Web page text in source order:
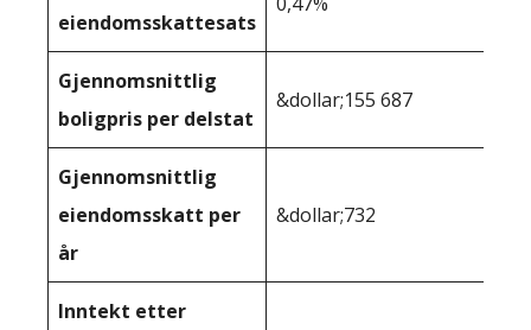
eiendomsskattesats
Gjennomsnittlig
boligpris per delstat
&dollar;155 687
Gjennomsnittlig
eiendomsskatt per
år
&dollar;732
Inntekt etter